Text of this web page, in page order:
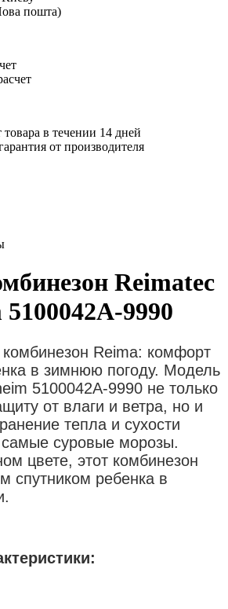
пошта)
в течении 14 дней
от производителя
Reimatec
9990
Reima: комфорт
в зимнюю погоду. Модель
5100042A-9990 не только
от влаги и ветра, но и
тепла и сухости
суровые морозы.
цвете, этот комбинезон
спутником ребенка в